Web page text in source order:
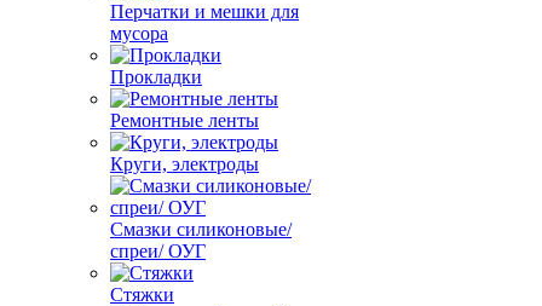
Перчатки и мешки для
мусора
Прокладки
Ремонтные ленты
Круги, электроды
Смазки силиконовые/
спреи/ ОУГ
Стяжки